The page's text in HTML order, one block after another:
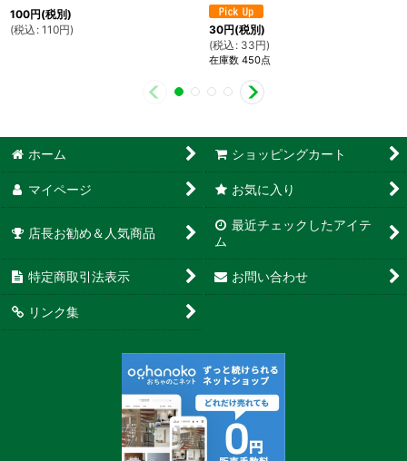
100円(税別)
(税込 : 110円) 30円(税別)
(税込 : 33円)
在庫数 450点
ホーム ショッピングカート
マイページ お気に入り
店長お勧め＆人気商品
最近チェックしたアイテ
ム
特定商取引法表示 お問い合わせ
リンク集